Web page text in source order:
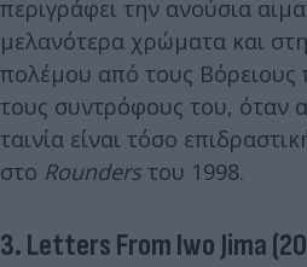
περιγράφει την ανούσια
μελανότερα χρώματα και
πολέμου από τους Βόρειους
τους συντρόφους του, όταν
ταινία είναι τόσο
στo Rounders του 1998.
3. Letters From Iwo Jima